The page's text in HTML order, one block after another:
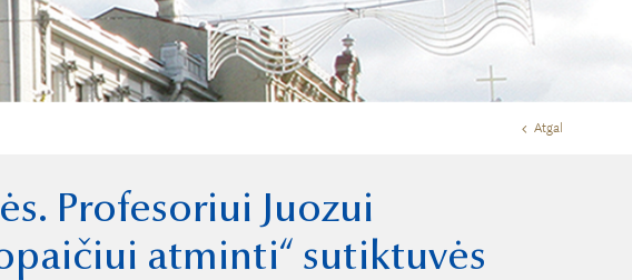
Atgal
Profesoriui Juozui
atminti“ sutiktuvės